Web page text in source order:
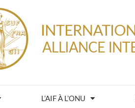
L’AIF À L’ONU